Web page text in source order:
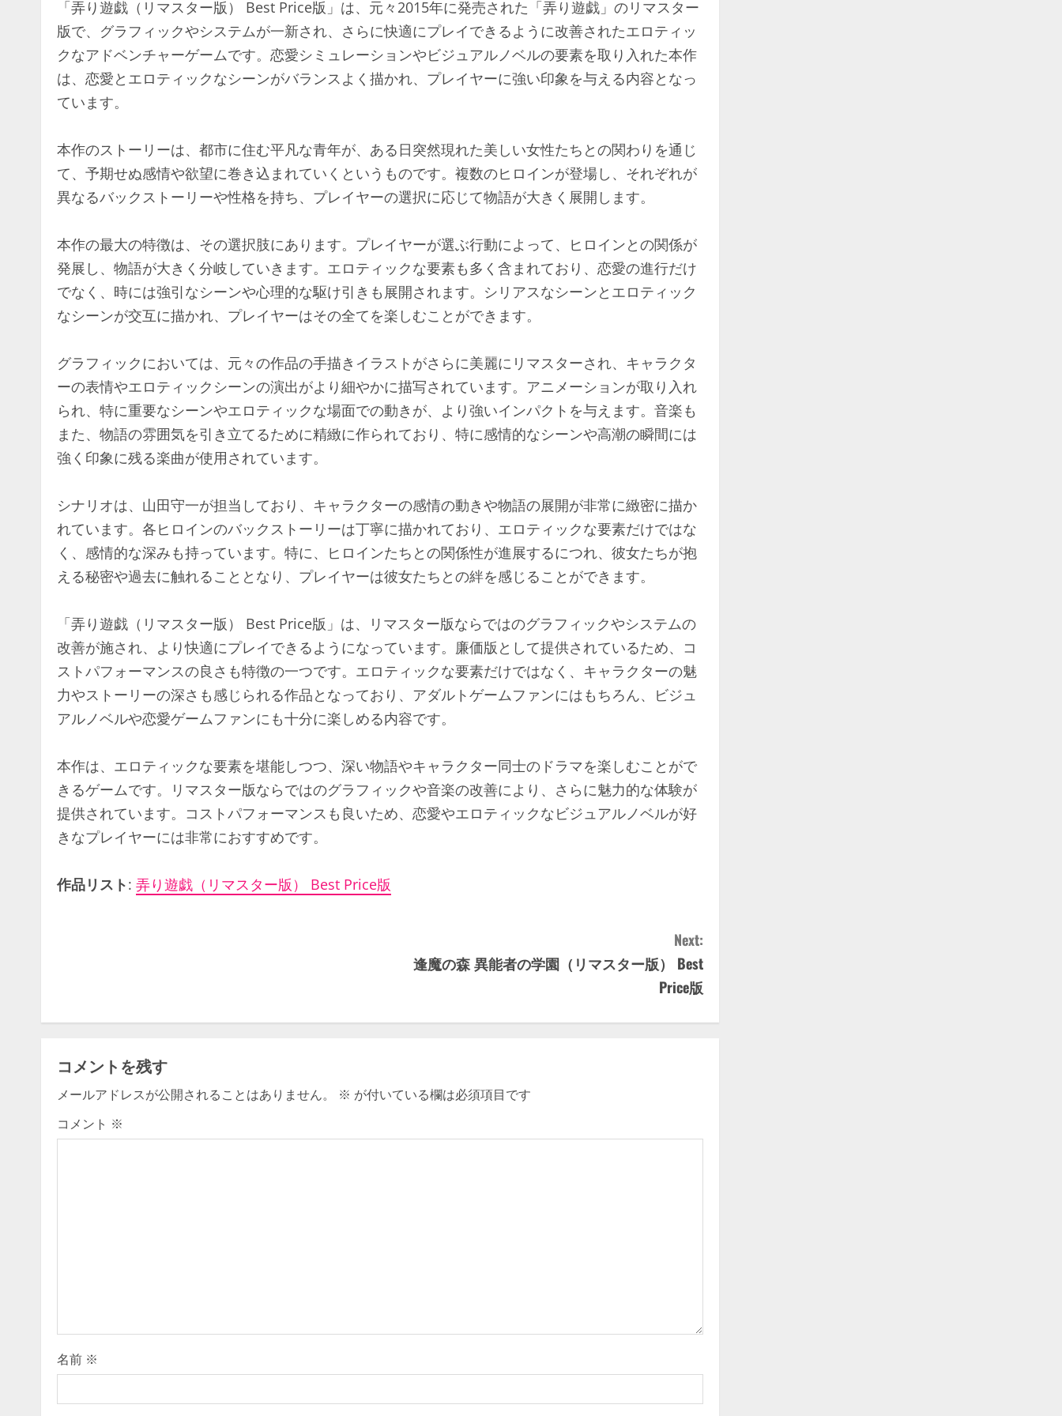
「弄り遊戯（リマスター版） Best Price版」は、元々2015年に発売された「弄り遊戯」のリマスター
版で、グラフィックやシステムが一新され、さらに快適にプレイできるように改善されたエロティッ
クなアドベンチャーゲームです。恋愛シミュレーションやビジュアルノベルの要素を取り入れた本作
は、恋愛とエロティックなシーンがバランスよく描かれ、プレイヤーに強い印象を与える内容となっ
ています。
本作のストーリーは、都市に住む平凡な青年が、ある日突然現れた美しい女性たちとの関わりを通じ
て、予期せぬ感情や欲望に巻き込まれていくというものです。複数のヒロインが登場し、それぞれが
異なるバックストーリーや性格を持ち、プレイヤーの選択に応じて物語が大きく展開します。
本作の最大の特徴は、その選択肢にあります。プレイヤーが選ぶ行動によって、ヒロインとの関係が
発展し、物語が大きく分岐していきます。エロティックな要素も多く含まれており、恋愛の進行だけ
でなく、時には強引なシーンや心理的な駆け引きも展開されます。シリアスなシーンとエロティック
なシーンが交互に描かれ、プレイヤーはその全てを楽しむことができます。
グラフィックにおいては、元々の作品の手描きイラストがさらに美麗にリマスターされ、キャラクタ
ーの表情やエロティックシーンの演出がより細やかに描写されています。アニメーションが取り入れ
られ、特に重要なシーンやエロティックな場面での動きが、より強いインパクトを与えます。音楽も
また、物語の雰囲気を引き立てるために精緻に作られており、特に感情的なシーンや高潮の瞬間には
強く印象に残る楽曲が使用されています。
シナリオは、山田守一が担当しており、キャラクターの感情の動きや物語の展開が非常に緻密に描か
れています。各ヒロインのバックストーリーは丁寧に描かれており、エロティックな要素だけではな
く、感情的な深みも持っています。特に、ヒロインたちとの関係性が進展するにつれ、彼女たちが抱
える秘密や過去に触れることとなり、プレイヤーは彼女たちとの絆を感じることができます。
「弄り遊戯（リマスター版） Best Price版」は、リマスター版ならではのグラフィックやシステムの
改善が施され、より快適にプレイできるようになっています。廉価版として提供されているため、コ
ストパフォーマンスの良さも特徴の一つです。エロティックな要素だけではなく、キャラクターの魅
力やストーリーの深さも感じられる作品となっており、アダルトゲームファンにはもちろん、ビジュ
アルノベルや恋愛ゲームファンにも十分に楽しめる内容です。
本作は、エロティックな要素を堪能しつつ、深い物語やキャラクター同士のドラマを楽しむことがで
きるゲームです。リマスター版ならではのグラフィックや音楽の改善により、さらに魅力的な体験が
提供されています。コストパフォーマンスも良いため、恋愛やエロティックなビジュアルノベルが好
きなプレイヤーには非常におすすめです。
作品リスト: 弄り遊戯（リマスター版） Best Price版
i
n
u
i
n
g
Next:
逢魔の森 異能者の学園（リマスター版） Best
Price版
コメントを残す
メールアドレスが公開されることはありません。 ※ が付いている欄は必須項目です
コメント ※
名前 ※